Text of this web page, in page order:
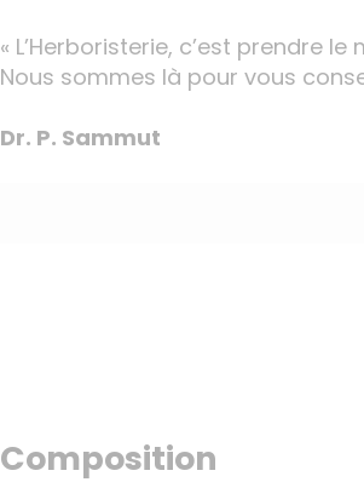
« L’Herboristerie, c’est prendre
Nous sommes là pour vous
Dr. P. Sammut
Composition